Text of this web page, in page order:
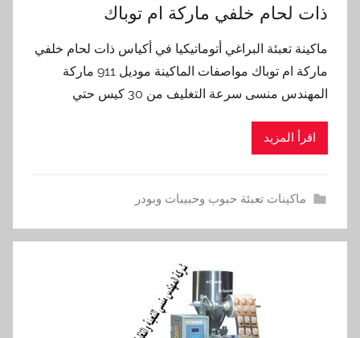
ذات لحام خلفي ماركة ام توباك
ماكينة تعبئة البراغي أتوماتيكيا في أكياس ذات لحام خلفي
ماركة ام توباك مواصفات الماكينة موديل 911 ماركة
المهندس منسى سرعة التغليف من 30 كيس حتي
اقرأ المزيد
ماكينات تعبئة حبوب وحبيبات وبودر